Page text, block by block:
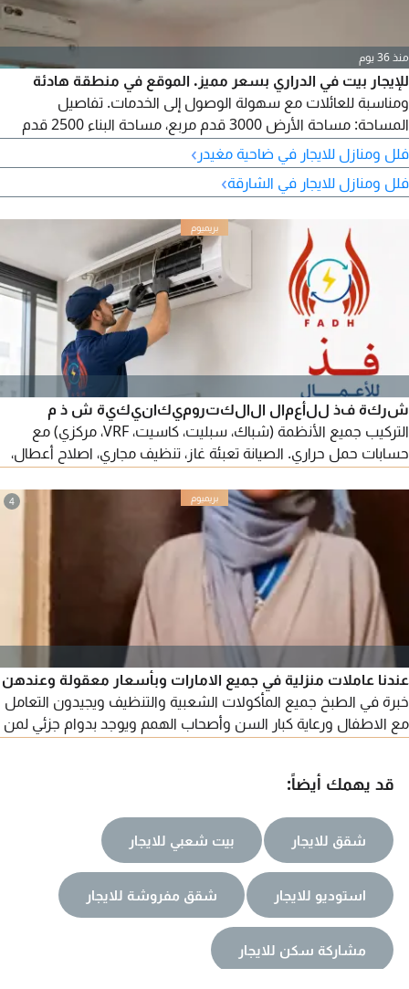
منذ 36 يوم
للإيجار بيت في الدراري بسعر مميز. الموقع في منطقة هادئة
ومناسبة للعائلات مع سهولة الوصول إلى الخدمات. تفاصيل
المساحة: مساحة الأرض 3000 قدم مربع، مساحة البناء 2500 قدم
مربع. مكونات العقار: ثلاث غرف نوم، صالة واسعة، مجلس مستقل.
الإيجار: 90000.
فلل ومنازل للايجار في ضاحية مغيدر ›
فلل ومنازل للايجار في الشارقة›
شركة فذ للأعمال الالكتروميكانيكية ش ذ م
التركيب جميع الأنظمة (شباك، سبليت، كاسيت، VRF، مركزي) مع
حسابات حمل حراري. الصيانة تعبئة غاز، تنظيف مجاري، اصلاح أعطال،
4
عندنا عاملات منزلية في جميع الامارات وبأسعار معقولة وعندهن
خبرة في الطبخ جميع المأكولات الشعبية والتنظيف ويجيدون التعامل
مع الاطفال ورعاية كبار السن وأصحاب الهمم ويوجد بدوام جزئي لمن
قد يهمك أيضاً:
شقق للايجار بيت شعبي للايجار
استوديو للايجار شقق مفروشة للايجار
مشاركة سكن للايجار